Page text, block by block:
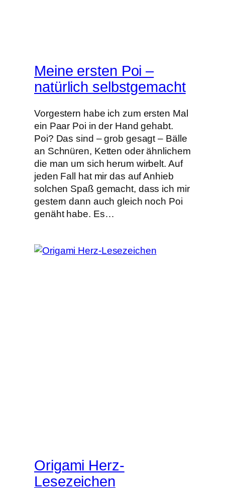
Meine ersten Poi –
natürlich selbstgemacht
Vorgestern habe ich zum ersten Mal
ein Paar Poi in der Hand gehabt.
Poi? Das sind – grob gesagt – Bälle
an Schnüren, Ketten oder ähnlichem
die man um sich herum wirbelt. Auf
jeden Fall hat mir das auf Anhieb
solchen Spaß gemacht, dass ich mir
gestern dann auch gleich noch Poi
genäht habe. Es…
Origami Herz-
Lesezeichen